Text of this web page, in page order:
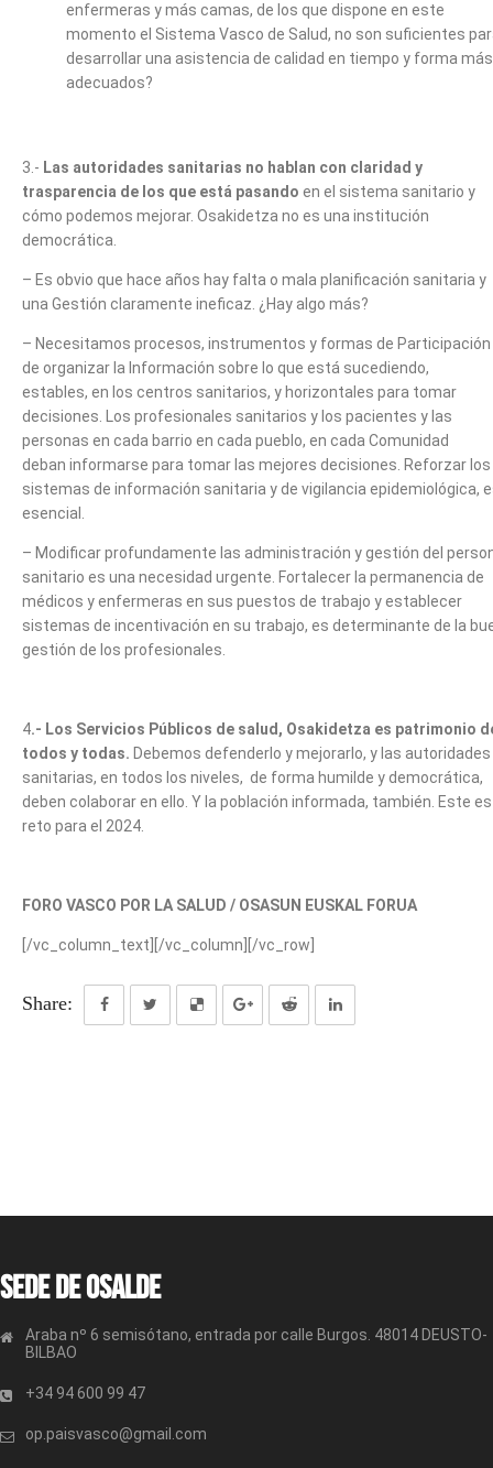
enfermeras y más camas, de los que dispone en este
momento el Sistema Vasco de Salud, no son suficientes
desarrollar una asistencia de calidad en tiempo y forma más
adecuados?
3.- Las autoridades sanitarias no hablan con claridad y
trasparencia de los que está pasando en el sistema sanitario y
cómo podemos mejorar. Osakidetza no es una institución
democrática.
– Es obvio que hace años hay falta o mala planificación sanitaria y
una Gestión claramente ineficaz. ¿Hay algo más?
– Necesitamos procesos, instrumentos y formas de Participación
de organizar la Información sobre lo que está sucediendo,
estables, en los centros sanitarios, y horizontales para tomar
decisiones. Los profesionales sanitarios y los pacientes y las
personas en cada barrio en cada pueblo, en cada Comunidad
deban informarse para tomar las mejores decisiones. Reforzar los
sistemas de información sanitaria y de vigilancia epidemiológica,
esencial.
– Modificar profundamente las administración y gestión del
sanitario es una necesidad urgente. Fortalecer la permanencia de
médicos y enfermeras en sus puestos de trabajo y establecer
sistemas de incentivación en su trabajo, es determinante de la
gestión de los profesionales.
4.- Los Servicios Públicos de salud, Osakidetza es patrimonio
todos y todas. Debemos defenderlo y mejorarlo, y las autoridades
sanitarias, en todos los niveles, de forma humilde y democrática,
deben colaborar en ello. Y la población informada, también. Este
reto para el 2024.
FORO VASCO POR LA SALUD / OSASUN EUSKAL FORUA
[/vc_column_text][/vc_column][/vc_row]
Share:
Sede de OSALDE
Araba nº 6 semisótano, entrada por calle Burgos. 48014 DEUSTO-
BILBAO
+34 94 600 99 47
op.paisvasco@gmail.com